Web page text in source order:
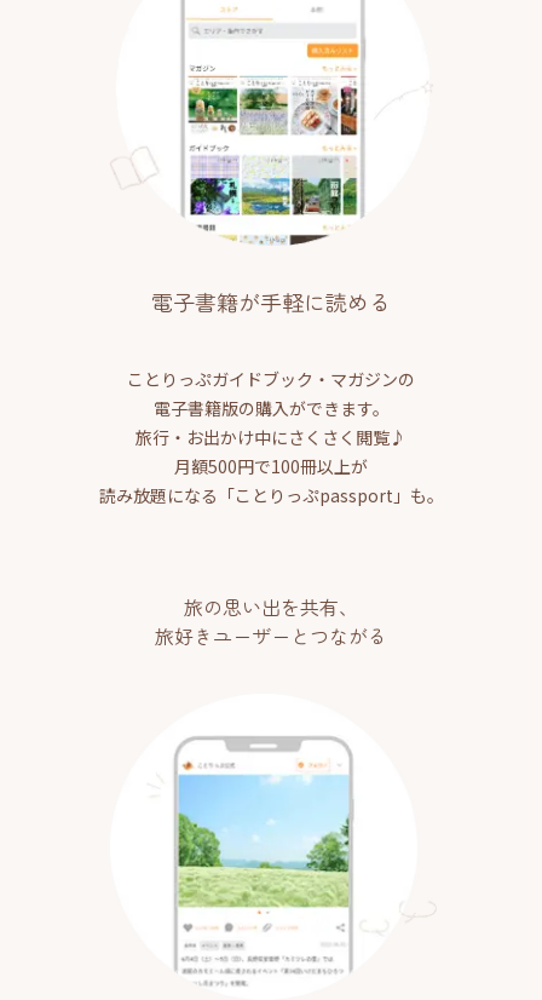
電子書籍が手軽に読める
ことりっぷガイドブック・マガジンの
電子書籍版の購入ができます。
旅行・お出かけ中にさくさく閲覧♪
月額500円で100冊以上が
読み放題になる「ことりっぷpassport」も。
旅の思い出を共有、
旅好きユーザーとつながる